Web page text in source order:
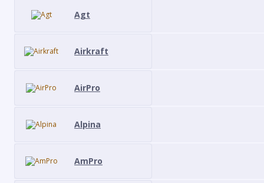
Agt
Airkraft
AirPro
Alpina
AmPro